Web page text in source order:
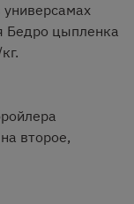
универсамах
Бедро цыпленка
второе,